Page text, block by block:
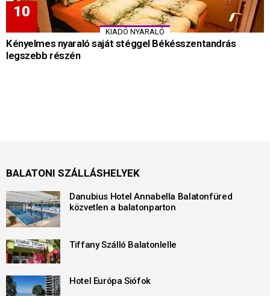
KIADÓ NYARALÓ
Kényelmes nyaraló saját stéggel Békésszentandrás
legszebb részén
BALATONI SZÁLLÁSHELYEK
Danubius Hotel Annabella Balatonfüred
közvetlen a balatonparton
Tiffany Szálló Balatonlelle
Hotel Európa Siófok